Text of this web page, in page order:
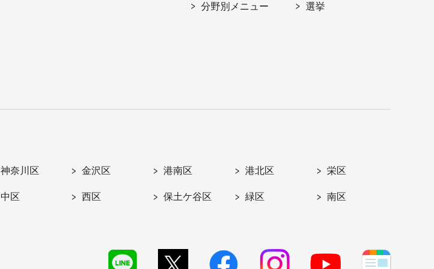
分野別メニュー 選挙
神奈川区 金沢区 港南区 港北区 栄区
中区 西区 保土ケ谷区 緑区 南区